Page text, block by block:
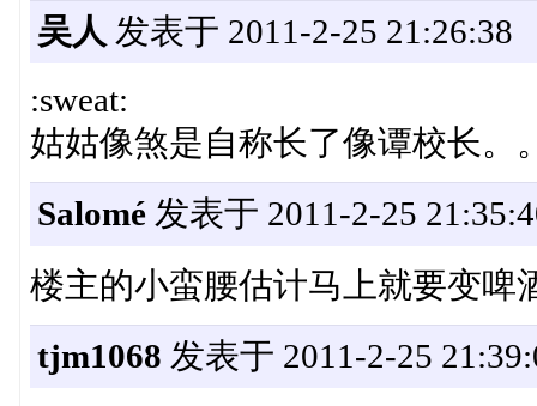
吴人 发表于 2011-2-25 21:26:38
:sweat:
姑姑像煞是自称长了像谭校长。
Salomé发表于 2011-2-25
楼主的小蛮腰估计马上就要变啤
tjm1068 发表于 2011-2-25